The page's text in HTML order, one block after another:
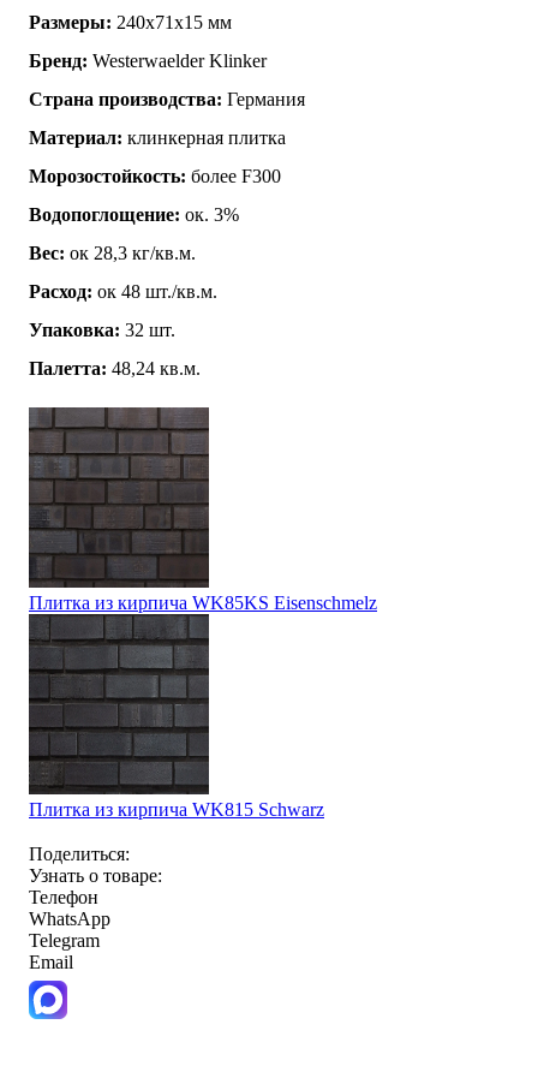
Размеры: 240х71х15 мм
Бренд: Westerwaelder Klinker
Страна производства: Германия
Материал: клинкерная плитка
Морозостойкость: более F300
Водопоглощение: ок. 3%
Вес: ок 28,3 кг/кв.м.
Расход: ок 48 шт./кв.м.
Упаковка: 32 шт.
Палетта: 48,24 кв.м.
Плитка из кирпича WK85KS Eisenschmelz
Плитка из кирпича WK815 Schwarz
Поделиться:
Узнать о товаре:
Телефон
WhatsApp
Telegram
Email